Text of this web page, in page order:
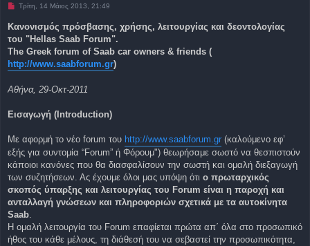
Μ
ν
α
ν
ω
σ
έ
δ
ο
ί
ε
σ
η
Τρίτη, 14 Μάιος 2013, 21:49
Κανονισμός πρόσβασης, χρήσης, λειτουργίας και δεοντολογίας
του "Hellas Saab Forum".
The Greek forum of Saab car owners & friends (
http://www.saabforum.gr)
Αθήνα, 29-Οκτ-2011
Εισαγωγή (Introduction)
Με αφορμή το νέο forum του http://www.saabforum.gr (καλούμενο εφ’
εξής για συντομία “Forum” ή Φόρουμ") θεωρήσαμε σωστό να θεσπιστούν
κάποιοι κανόνες που θα διασφαλίσουν την σωστή και ομαλή διεξαγωγή
των συζητήσεων. Ας έχουμε όλοι μας υπόψη ότι o πρωταρχικός
σκοπός ύπαρξης και λειτουργίας του Forum είναι η παροχή και
ανταλλαγή γνώσεων και πληροφοριών σχετικά με τα αυτοκίνητα
Saab.
Η ομαλή λειτουργία του Forum επαφίεται πρώτα απ΄ όλα στο προσωπικό
ήθος του κάθε μέλους, τη διάθεσή του να σεβαστεί την προσωπικότητα,